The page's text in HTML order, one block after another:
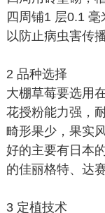
四周铺1 层0.1 毫
以防止病虫害传播
2 品种选择
大棚草莓要选用
花授粉能力强，
畸形果少，果实
好的主要有日本
的佳丽格特、达
3 定植技术